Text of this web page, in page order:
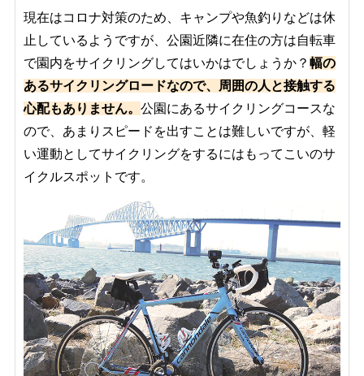
現在はコロナ対策のため、キャンプや魚釣りなどは休
止しているようですが、公園近隣に在住の方は自転車
で園内をサイクリングしてはいかはでしょうか？ 幅の
あるサイクリングロードなので、周囲の人と接触する
心配もありません。 公園にあるサイクリングコースな
ので、あまりスピードを出すことは難しいですが、軽
い運動としてサイクリングをするにはもってこいのサ
イクルスポットです。